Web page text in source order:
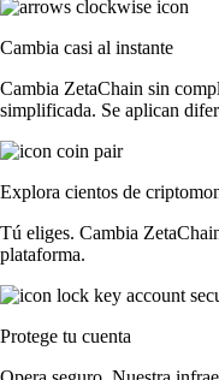
Cambia casi al instante
Cambia ZetaChain sin
simplificada. Se aplican
Explora cientos de
Tú eliges. Cambia
plataforma.
Protege tu cuenta